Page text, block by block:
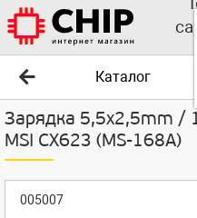
Каталог
Зарядка 5,5x2,5mm /
MSI CX623 (MS-168A)
005007